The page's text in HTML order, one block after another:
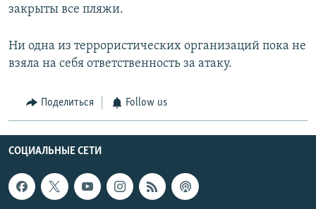
закрыты все пляжи.
Ни одна из террористических организаций пока не
взяла на себя ответственность за атаку.
Поделиться Follow us
СОЦИАЛЬНЫЕ СЕТИ